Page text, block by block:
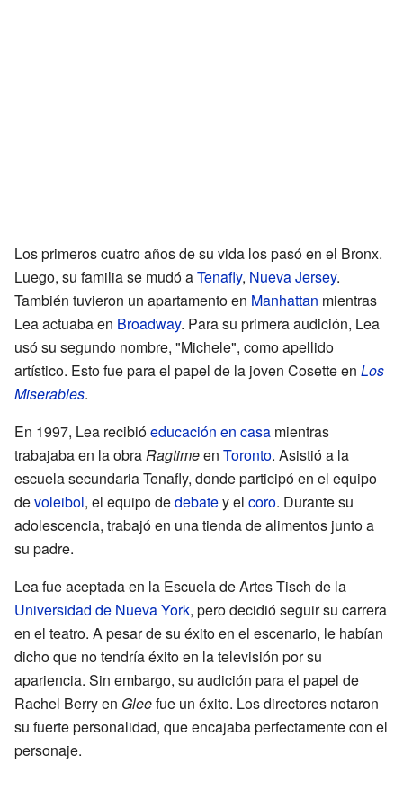
Los primeros cuatro años de su vida los pasó en el Bronx.
Luego, su familia se mudó aTenafly, Nueva Jersey.
También tuvieron un apartamento en Manhattan mientras
Lea actuaba en Broadway. Para su primera audición, Lea
usó su segundo nombre, "Michele", como apellido
artístico. Esto fue para el papel de la joven Cosette en Los
Miserables.
En 1997, Lea recibióeducación en casa mientras
trabajaba en la obraRagtimeen Toronto. Asistió a la
escuela secundaria Tenafly, donde participó en el equipo
devoleibol, el equipo dedebatey el coro. Durante su
adolescencia, trabajó en una tienda de alimentos junto a
su padre.
Lea fue aceptada en la Escuela de Artes Tisch de la
Universidad de Nueva York, pero decidió seguir su carrera
en el teatro. A pesar de su éxito en el escenario, le habían
dicho que no tendría éxito en la televisión por su
apariencia. Sin embargo, su audición para el papel de
Rachel Berry en Gleefue un éxito. Los directores notaron
su fuerte personalidad, que encajaba perfectamente con el
personaje.